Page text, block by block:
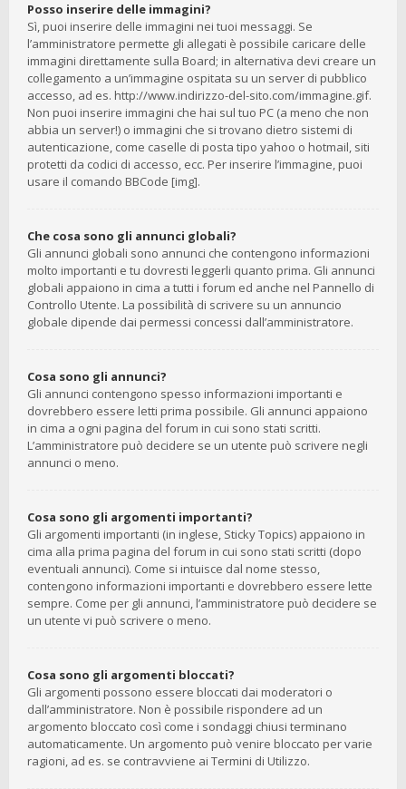
Posso inserire delle immagini?
Sì, puoi inserire delle immagini nei tuoi messaggi. Se
l’amministratore permette gli allegati è possibile caricare delle
immagini direttamente sulla Board; in alternativa devi creare un
collegamento a un’immagine ospitata su un server di pubblico
accesso, ad es. http://www.indirizzo-del-sito.com/immagine.gif.
Non puoi inserire immagini che hai sul tuo PC (a meno che non
abbia un server!) o immagini che si trovano dietro sistemi di
autenticazione, come caselle di posta tipo yahoo o hotmail, siti
protetti da codici di accesso, ecc. Per inserire l’immagine, puoi
usare il comando BBCode [img].
Che cosa sono gli annunci globali?
Gli annunci globali sono annunci che contengono informazioni
molto importanti e tu dovresti leggerli quanto prima. Gli annunci
globali appaiono in cima a tutti i forum ed anche nel Pannello di
Controllo Utente. La possibilità di scrivere su un annuncio
globale dipende dai permessi concessi dall’amministratore.
Cosa sono gli annunci?
Gli annunci contengono spesso informazioni importanti e
dovrebbero essere letti prima possibile. Gli annunci appaiono
in cima a ogni pagina del forum in cui sono stati scritti.
L’amministratore può decidere se un utente può scrivere negli
annunci o meno.
Cosa sono gli argomenti importanti?
Gli argomenti importanti (in inglese, Sticky Topics) appaiono in
cima alla prima pagina del forum in cui sono stati scritti (dopo
eventuali annunci). Come si intuisce dal nome stesso,
contengono informazioni importanti e dovrebbero essere lette
sempre. Come per gli annunci, l’amministratore può decidere se
un utente vi può scrivere o meno.
Cosa sono gli argomenti bloccati?
Gli argomenti possono essere bloccati dai moderatori o
dall’amministratore. Non è possibile rispondere ad un
argomento bloccato così come i sondaggi chiusi terminano
automaticamente. Un argomento può venire bloccato per varie
ragioni, ad es. se contravviene ai Termini di Utilizzo.